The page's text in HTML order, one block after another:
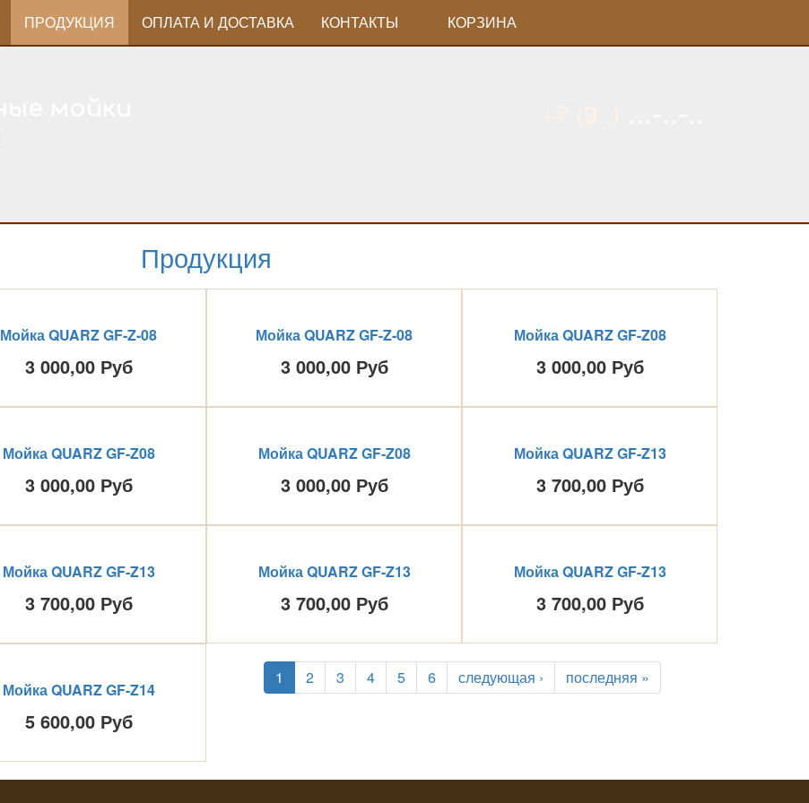
ПРОДУКЦИЯ ОПЛАТА И ДОСТАВКА КОНТАКТЫ КОРЗИНА
Продукция
Мойка QUARZ GF-Z-08
3 000,00 Руб
Мойка QUARZ GF-Z-08
3 000,00 Руб
Мойка QUARZ GF-Z08
3 000,00 Руб
Мойка QUARZ GF-Z08
3 000,00 Руб
Мойка QUARZ GF-Z08
3 000,00 Руб
Мойка QUARZ GF-Z13
3 700,00 Руб
Мойка QUARZ GF-Z13
3 700,00 Руб
Мойка QUARZ GF-Z13
3 700,00 Руб
Мойка QUARZ GF-Z13
3 700,00 Руб
Мойка QUARZ GF-Z14
5 600,00 Руб
1 2 3 4 5 6 следующая › последняя »